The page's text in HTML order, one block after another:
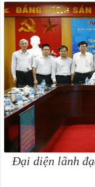
Đại diện lãnh